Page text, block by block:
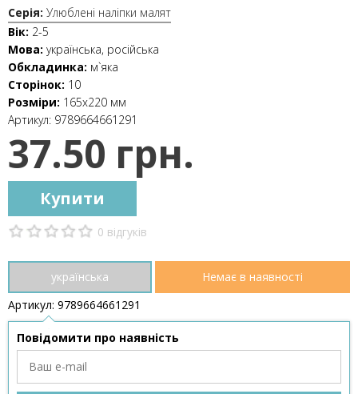
Серія: Улюблені наліпки малят
Вік: 2-5
Мова: українська, російська
Обкладинка: м`яка
Сторінок: 10
Розміри: 165x220 мм
Артикул: 9789664661291
37.50 грн.
Купити
0 відгуків
українська
Немає в наявності
Артикул: 9789664661291
Повідомити про наявність